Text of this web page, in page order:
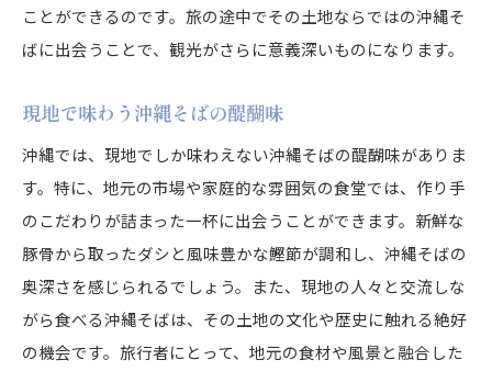
沖縄そばのトッピングで楽しむ味の変化
伝統的なトッピングの魅力
沖縄そばに合う意外な具材
味の変化を楽しむ工夫
地域ごとに異なる沖縄そばのバリエーション
地域特有の沖縄そばの特色
地元の素材を活かしたバリエーション
ことができるのです。旅の途中でその土地ならではの沖縄そ
ばに出会うことで、観光がさらに意義深いものになります。
現地で味わう沖縄そばの醍醐味
沖縄では、現地でしか味わえない沖縄そばの醍醐味がありま
す。特に、地元の市場や家庭的な雰囲気の食堂では、作り手
のこだわりが詰まった一杯に出会うことができます。新鮮な
豚骨から取ったダシと風味豊かな鰹節が調和し、沖縄そばの
奥深さを感じられるでしょう。また、現地の人々と交流しな
がら食べる沖縄そばは、その土地の文化や歴史に触れる絶好
の機会です。旅行者にとって、地元の食材や風景と融合した